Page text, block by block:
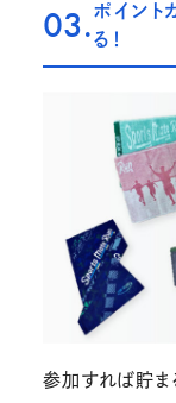
03.ポイント
る！
参加すれば貯ま